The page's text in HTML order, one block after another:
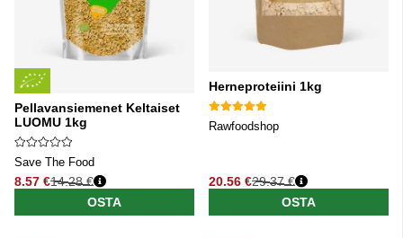
Pellavansiemenet Keltaiset
LUOMU 1kg
Save The Food
8.57 €
Normaali hinta
14.28 €
OSTA
Herneproteiini 1kg
Rawfoodshop
20.56 €
Normaali hinta
29.37 €
OSTA